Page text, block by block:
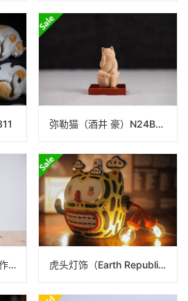
弥勒猫（酒井 豪）N24B104
太阳男孩 自然力量特别作品（Earth Republic） 虎头灯饰（Earth Republic）N25ER042